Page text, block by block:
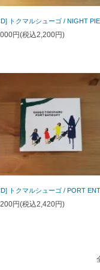
トクマルシューゴ / NIGHT
円(税込2,200円)
円(税込2,420円)